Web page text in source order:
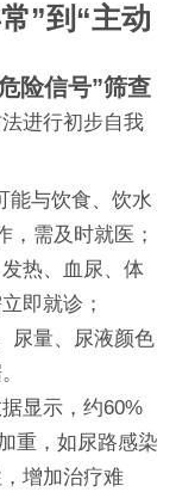
”到“主动
险信号”筛查
进行初步自我
能与饮食、饮水
，需及时就医；
热、血尿、体
即就诊；
尿量、尿液颜色
显示，约60%
重，如尿路感染
增加治疗难